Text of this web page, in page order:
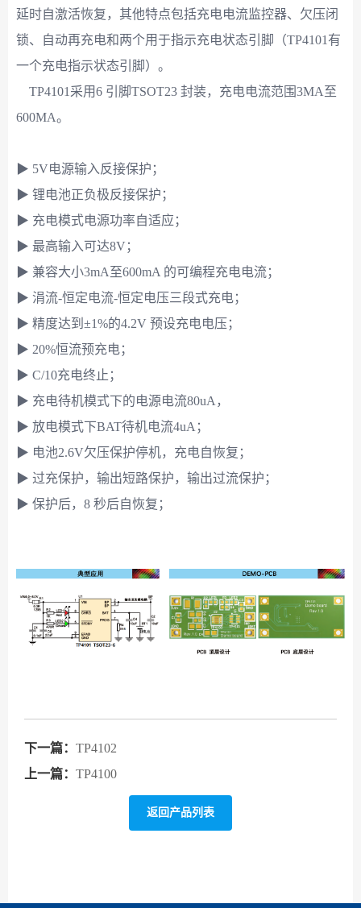
延时自激活恢复，其他特点包括充电电流监控器、欠压闭
锁、自动再充电和两个用于指示充电状态引脚（TP4101有
一个充电指示状态引脚）。
TP4101采用6 引脚TSOT23 封装，充电电流范围3MA至
600MA。
▶ 5V电源输入反接保护；
▶ 锂电池正负极反接保护；
▶ 充电模式电源功率自适应；
▶ 最高输入可达8V；
▶ 兼容大小3mA至600mA 的可编程充电电流；
▶ 涓流-恒定电流-恒定电压三段式充电；
▶ 精度达到±1%的4.2V 预设充电电压；
▶ 20%恒流预充电；
▶ C/10充电终止；
▶ 充电待机模式下的电源电流80uA，
▶ 放电模式下BAT待机电流4uA；
▶ 电池2.6V欠压保护停机，充电自恢复；
▶ 过充保护，输出短路保护，输出过流保护；
▶ 保护后，8 秒后自恢复；
下一篇： TP4102
上一篇： TP4100
返回产品列表